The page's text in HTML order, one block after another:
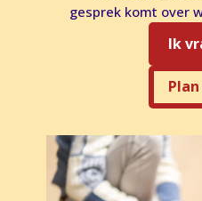
gesprek komt over
Ik